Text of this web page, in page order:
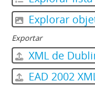
Explorar
Exportar
XML de
EAD 2002